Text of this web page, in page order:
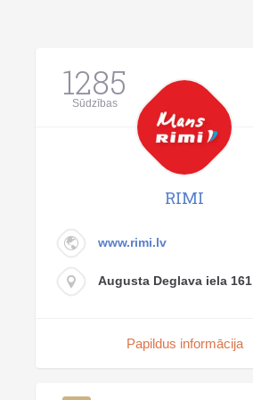
1285
Sūdzības
RIMI
www.rimi.lv
Augusta Deglava iela 161
Papildus informācija